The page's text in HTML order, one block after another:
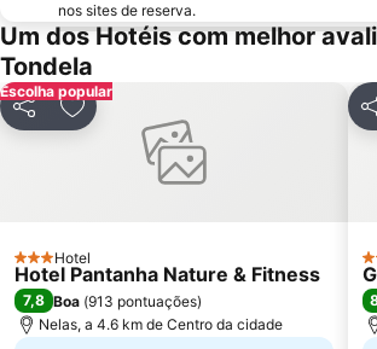
Convento Santa Cruz do Buçaco
Praça do
Bioparque - Parque Florestal de Pisão
Moliceiro
Forum
Estação de Caminhos de Ferro de Coimbra B
Vila de Avô
Ecomuseu da Serra da Lousã
Pavilhão Gimnodesportivo de Serpins
Museu da
Quinta Vale do Pousado
Museu do
Estádio Universitário de Coimbra
nos sites de reserva.
Um dos Hotéis com melhor
Tondela
Escolha popular
PartilharAdicionar aos favoritos
3 Estrelas
Hotel
Hotel Pantanha Nature & Fitness
7,8 Boa (913 pontuações)
Nelas, a 4.6 km de Centro da cidade
4